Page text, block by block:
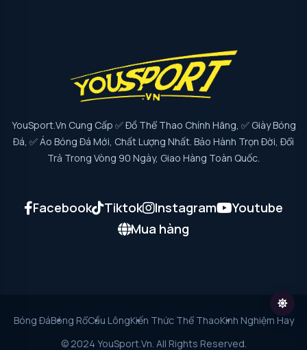
YouSport.vn Cung Cấp ✅ Đồ Thể Thao Chính Hãng, ✅ Giày Bóng
Đá, ✅ Áo Bóng Đá Mới, Chất Lượng Nhất. Bảo Hành Trọn Đời, Đổi
Trả Trong Vòng 90 Ngày, Giao Hàng Toàn Quốc.
Facebook Tiktok Instagram
Youtube
Mua hàng
Bóng ĐáBóng RổCầu LôngKiến Thức Thể ThaoKinh Nghiệm Hay
© 2024 YouSport.vn. All Rights Reserved.